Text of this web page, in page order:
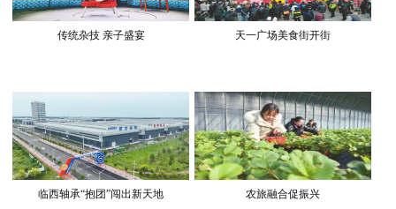
传统杂技 亲子盛宴 天一广场美食街开街
临西轴承“抱团”闯出新天地 农旅融合促振兴